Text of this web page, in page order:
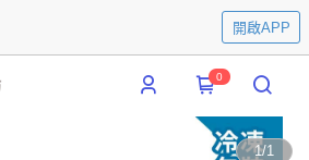
開啟APP
0
1/1